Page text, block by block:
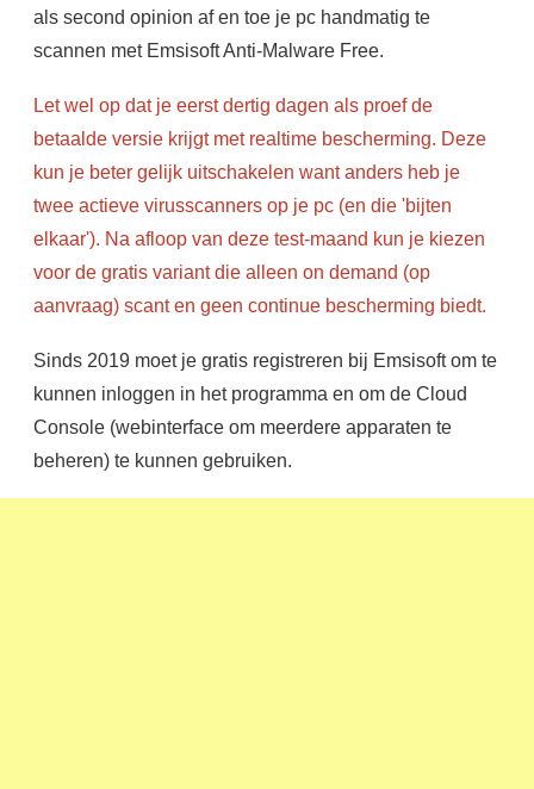
als second opinion af en toe je pc handmatig te
scannen met Emsisoft Anti-Malware Free.
Let wel op dat je eerst dertig dagen als proef de
betaalde versie krijgt met realtime bescherming. Deze
kun je beter gelijk uitschakelen want anders heb je
twee actieve virusscanners op je pc (en die 'bijten
elkaar'). Na afloop van deze test-maand kun je kiezen
voor de gratis variant die alleen on demand (op
aanvraag) scant en geen continue bescherming biedt.
Sinds 2019 moet je gratis registreren bij Emsisoft om te
kunnen inloggen in het programma en om de Cloud
Console (webinterface om meerdere apparaten te
beheren) te kunnen gebruiken.